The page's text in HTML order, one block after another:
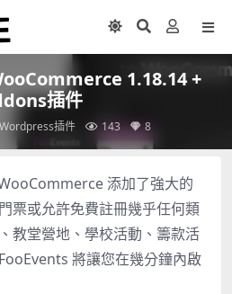
1.18.14 +
插件
Wordpress插件 143 8
添加了強大的
票或允許免費註冊幾乎任何類
教堂營地、學校活動、籌款活
將讓您在幾分鐘內啟